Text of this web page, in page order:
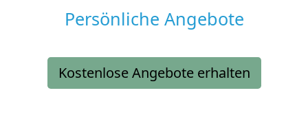
Persönliche Angebote
Kostenlose Angebote erhalten